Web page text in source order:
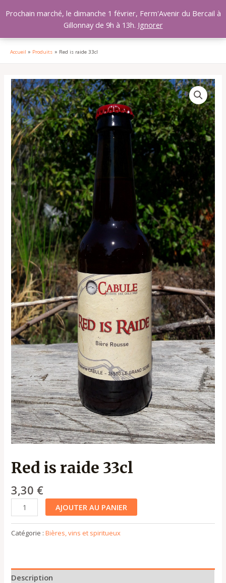
au
Accueil Produits Red is raide 33cl
Red is raide 33cl
3,30 €
quantité
de
Red
is
raide
33cl
AJOUTER AU PANIER
Catégorie :Bières, vins et spiritueux
Description
Prochain marché, le dimanche 1 février, Ferm'Avenir du Bercail à
Gillonnay de 9h à 13h. Ignorer